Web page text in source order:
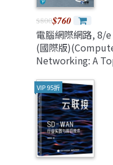
$800$760
電腦網際網路, 8/e
(國際版
Networking: A
8/e)
VIP 95折